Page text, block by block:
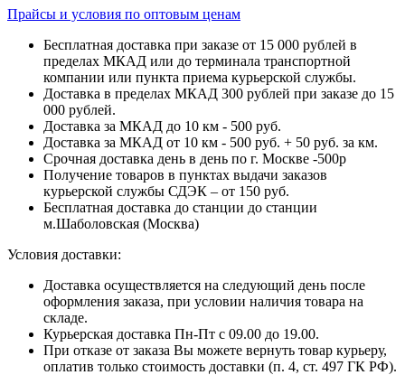
Прайсы и условия по оптовым ценам
Бесплатная доставка при заказе от 15 000 рублей в
пределах МКАД или до терминала транспортной
компании или пункта приема курьерской службы.
Доставка в пределах МКАД 300 рублей при заказе до 15
000 рублей.
Доставка за МКАД до 10 км - 500 руб.
Доставка за МКАД от 10 км - 500 руб. + 50 руб. за км.
Срочная доставка день в день по г. Москве -500р
Получение товаров в пунктах выдачи заказов
курьерской службы СДЭК – от 150 руб.
Бесплатная доставка до станции до станции
м.Шаболовская (Москва)
Условия доставки:
Доставка осуществляется на следующий день после
оформления заказа, при условии наличия товара на
складе.
Курьерская доставка Пн-Пт с 09.00 до 19.00.
При отказе от заказа Вы можете вернуть товар курьеру,
оплатив только стоимость доставки (п. 4, ст. 497 ГК РФ).